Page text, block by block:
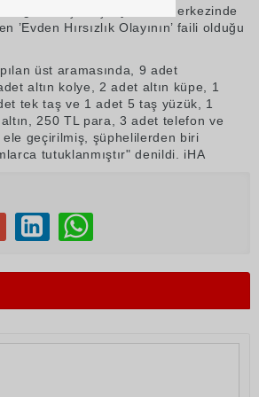
anlaşılmış, ayrıca il merkezinde
’Evden Hırsızlık Olayının’ faili olduğu
üst aramasında, 9 adet
altın kolye, 2 adet altın küpe, 1
tek taş ve 1 adet 5 taş yüzük, 1
250 TL para, 3 adet telefon ve
ele geçirilmiş, şüphelilerden biri
tutuklanmıştır" denildi. iHA